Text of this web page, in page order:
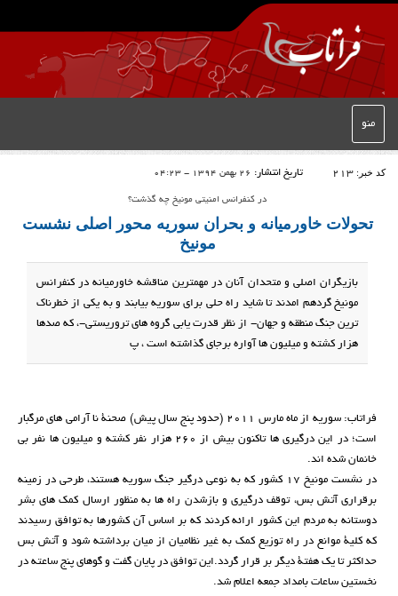
منو
کد خبر: 213 تاریخ انتشار: 26 بهمن 1394 - 04:23
در کنفرانس امنیتی مونیخ چه گذشت؟
تحولات خاورمیانه و بحران سوریه محور اصلی نشست
مونیخ
بازیگران اصلی و متحدان آنان در مهمترین مناقشه خاورمیانه در کنفرانس
مونیخ گردهم امدند تا شاید راه حلی برای سوریه بیابند و به یکی از خطرناک
ترین جنگ منطقه و جهان- از نظر قدرت یابی گروه های تروریستی-، که صدها
هزار کشته و میلیون ها آواره برجای گذاشته است ، پ
فراتاب: سوریه از ماه مارس 2011 (حدود پنج سال پیش) صحنۀ نا آرامی های مرگبار
است؛ در این درگیری ها تاکنون بیش از 260 هزار نفر کشته و میلیون ها نفر بی
خانمان شده اند.
در نشست مونیخ 17 کشور که به نوعی درگیر جنگ سوریه هستند، طرحی در زمینه
برقراری آتش بس، توقف درگیری و بازشدن راه ها به منظور ارسال کمک های بشر
دوستانه به مردم این کشور ارائه کردند که بر اساس آن کشورها به توافق رسیدند
که کلیۀ موانع در راه توزیع کمک به غیر نظامیان از میان برداشته شود و آتش بس
حداکثر تا یک هفتۀ دیگر بر قرار گردد.این توافق در پایان گفت و گوهای پنج ساعته در
نخستین ساعات بامداد جمعه اعلام شد.